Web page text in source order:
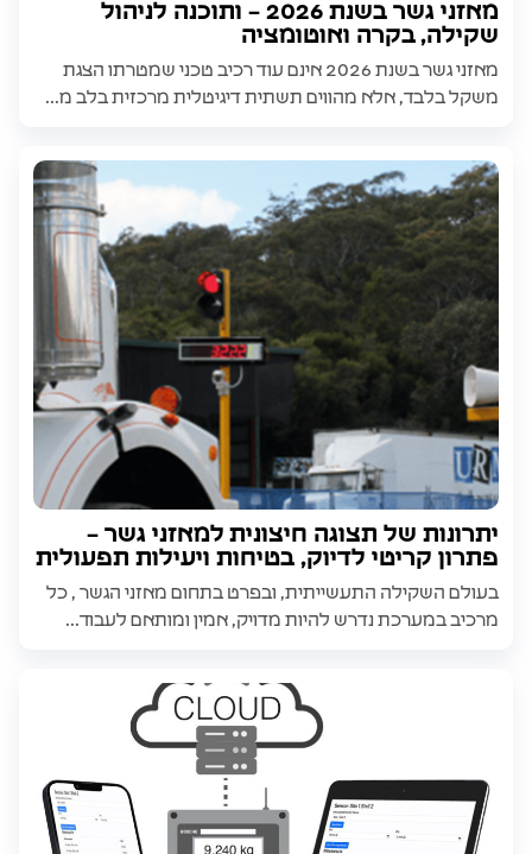
מאזני גשר בשנת 2026 – ותוכנה לניהול
שקילה, בקרה ואוטומציה
מאזני גשר בשנת 2026 אינם עוד רכיב טכני שמטרתו הצגת
משקל בלבד, אלא מהווים תשתית דיגיטלית מרכזית בלב מ...
יתרונות של תצוגה חיצונית למאזני גשר –
פתרון קריטי לדיוק, בטיחות ויעילות תפעולית
בעולם השקילה התעשייתית, ובפרט בתחום מאזני הגשר , כל
מרכיב במערכת נדרש להיות מדויק, אמין ומותאם לעבוד...